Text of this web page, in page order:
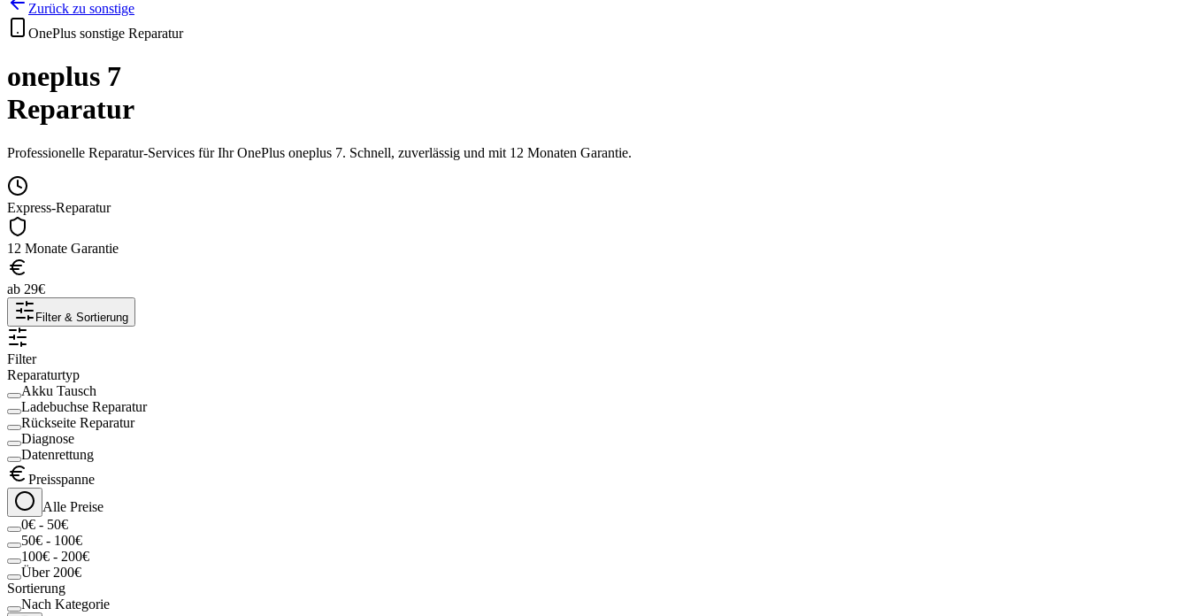
Zurück zu sonstige
OnePlus sonstige Reparatur
oneplus 7
Reparatur
Professionelle Reparatur-Services für IhrOnePlus oneplus 7. Schnell, zuverlässig und mit 12 Monaten Garantie.
Express-Reparatur
12 Monate Garantie
ab 29€
Filter & Sortierung
Filter
Reparaturtyp
Akku Tausch
Ladebuchse Reparatur
Rückseite Reparatur
Diagnose
Datenrettung
Preisspanne
Alle Preise
0€ - 50€
50€ - 100€
100€ - 200€
Über 200€
Sortierung
Nach Kategorie